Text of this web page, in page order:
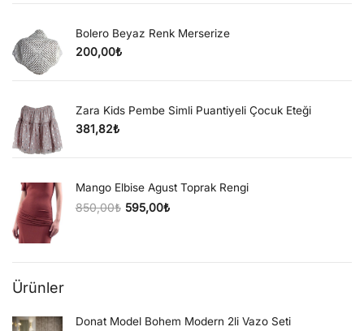
Bolero Beyaz Renk Merserize
200,00₺
Zara Kids Pembe Simli Puantiyeli Çocuk Eteği
381,82₺
Mango Elbise Agust Toprak Rengi
850,00₺
Orijinal fiyat: 850,00₺.
595,00₺
Şu andaki fiyat: 595,00₺.
Ürünler
Donat Model Bohem Modern 2li Vazo Seti